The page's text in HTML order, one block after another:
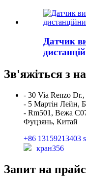
Датчик
Зв'яжіться з
- 30 Via Renzo
- 5 Мартін Лейн,
- Rm501, Вежа
Фуцзянь, Китай
+86 13159213403
кран356
Запит на